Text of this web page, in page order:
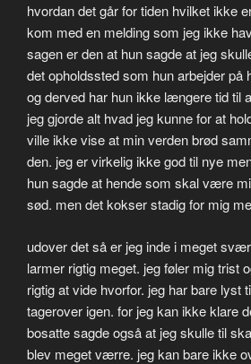
hvordan det går for tiden hvilket ikke
kom med en melding som jeg ikke
sagen er den at hun sagde at jeg
det opholdssted som hun arbejder på
og derved har hun ikke længere tid til
jeg gjorde alt hvad jeg kunne for at
ville ikke vise at min verden brød
den. jeg er virkelig ikke god til nye
hun sagde at hende som skal være
sød. men det kokser stadig for mig
udover det så er jeg inde i meget
larmer rigtig meget. jeg føler mig trist
rigtig at vide hvorfor. jeg har bare lyst
tagerover igen. for jeg kan ikke klare
bosatte sagde også at jeg skulle til
blev meget værre. jeg kan bare ikke